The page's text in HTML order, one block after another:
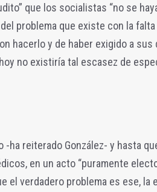
que los socialistas “no se
problema que existe con la
hacerlo y de haber exigido a
no existiría tal escasez de
ha reiterado González- y hasta
en un acto “puramente
el verdadero problema es ese, la